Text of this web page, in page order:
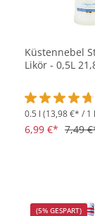
Küstennebel
Likör - 0,5L
0.5 l (13,98 €* / 1
6,99 €* 7,49
(5% GESPART)